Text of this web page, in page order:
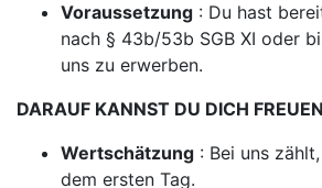
Voraussetzung : Du hast
nach § 43b/53b SGB XI oder
uns zu erwerben.
DARAUF KANNST DU DICH
Wertschätzung : Bei uns
dem ersten Tag.